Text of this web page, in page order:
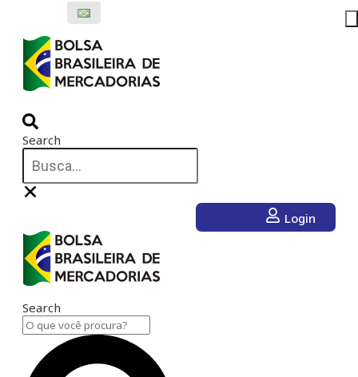
conteúdo
Search
Login
Search